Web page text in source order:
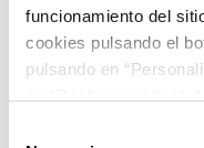
funcionamiento del
cookies pulsando el
pulsando en
Ficha técnica